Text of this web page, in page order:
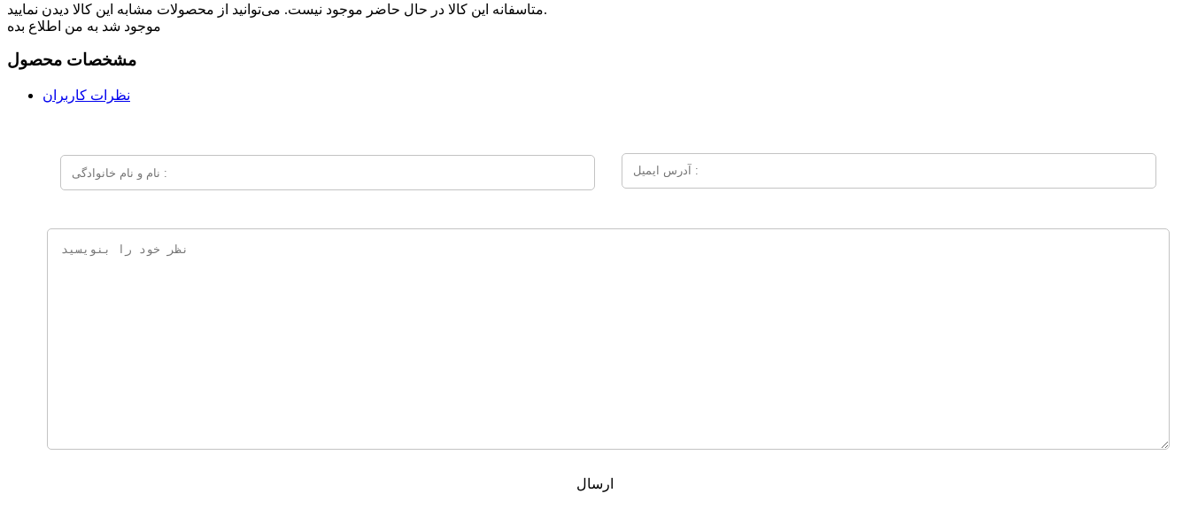
متاسفانه این کالا در حال حاضر موجود نیست. می‌توانید از محصولات مشابه این کالا دیدن نمایید.
موجود شد به من اطلاع بده
مشخصات محصول
نظرات کاربران
ارسال